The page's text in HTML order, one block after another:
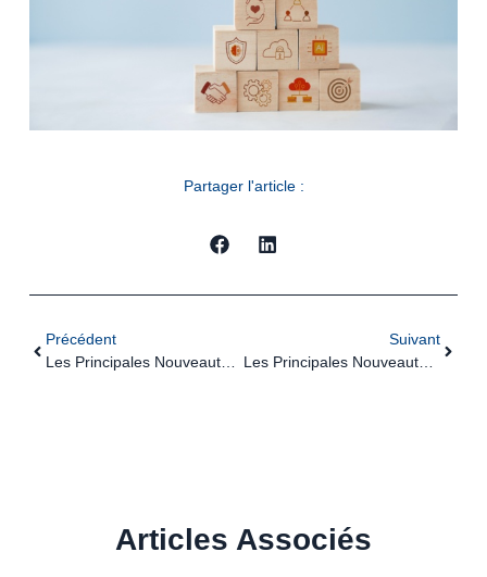
Partager l'article :
Précédent
Les Principales Nouveautés Sociales En 2026 Pour Les Entreprises Industrielles
Suivant
Les Principales Nouveautés Sociales En 2026 Pour Les Professionnels De Santé
Articles Associés